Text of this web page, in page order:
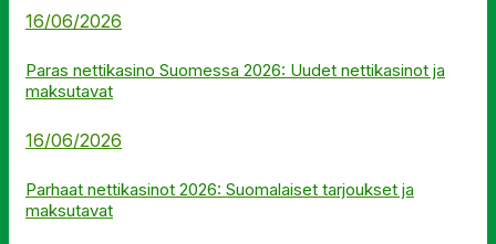
16/06/2026
Paras nettikasino Suomessa 2026: Uudet nettikasinot ja
maksutavat
16/06/2026
Parhaat nettikasinot 2026: Suomalaiset tarjoukset ja
maksutavat